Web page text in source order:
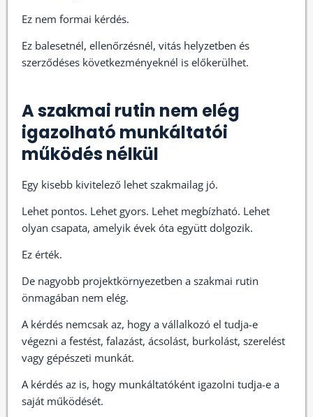
Ez nem formai kérdés.
Ez balesetnél, ellenőrzésnél, vitás helyzetben és
szerződéses következményeknél is előkerülhet.
A szakmai rutin nem elég
igazolható munkáltatói
működés nélkül
Egy kisebb kivitelező lehet szakmailag jó.
Lehet pontos. Lehet gyors. Lehet megbízható. Lehet
olyan csapata, amelyik évek óta együtt dolgozik.
Ez érték.
De nagyobb projektkörnyezetben a szakmai rutin
önmagában nem elég.
A kérdés nemcsak az, hogy a vállalkozó el tudja-e
végezni a festést, falazást, ácsolást, burkolást, szerelést
vagy gépészeti munkát.
A kérdés az is, hogy munkáltatóként igazolni tudja-e a
saját működését.